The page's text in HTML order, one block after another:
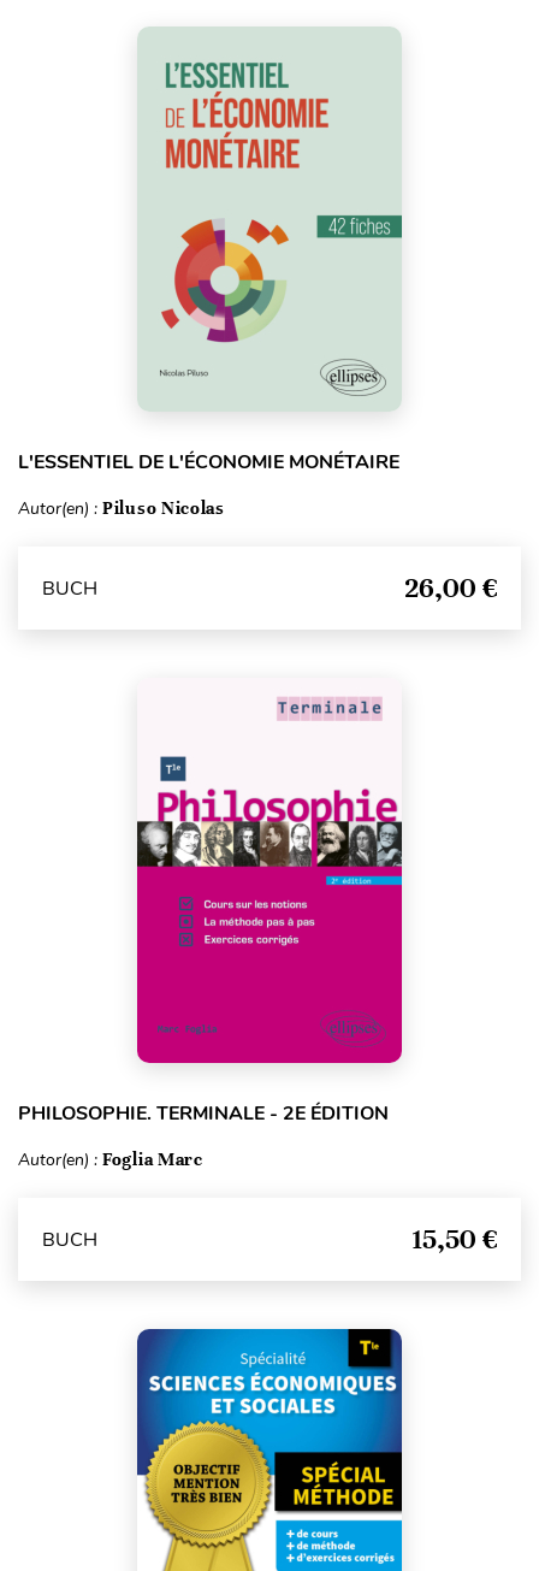
L'ESSENTIEL DE L'ÉCONOMIE MONÉTAIRE
Autor(en) : Piluso Nicolas
BUCH 26,00 €
PHILOSOPHIE. TERMINALE - 2E ÉDITION
Autor(en) : Foglia Marc
BUCH 15,50 €